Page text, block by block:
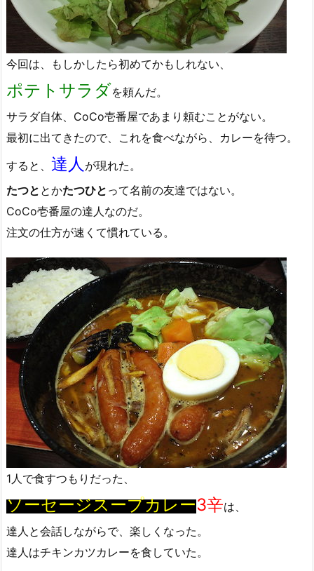
今回は、もしかしたら初めてかもしれない、
ポテトサラダを頼んだ。
サラダ自体、CoCo壱番屋であまり頼むことがない。
最初に出てきたので、これを食べながら、カレーを待つ。
すると、 達人 が現れた。
たつと とかたつひと って名前の友達ではない。
CoCo壱番屋の達人なのだ。
注文の仕方が速くて慣れている。
1人で食すつもりだった、
ソーセージスープカレー3辛は、
達人と会話しながらで、楽しくなった。
達人はチキンカツカレーを食していた。